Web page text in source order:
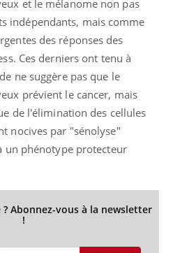
et le mélanome non pas
indépendants, mais comme
des réponses des
Ces derniers ont tenu à
ne suggère pas que le
prévient le cancer, mais
de l'élimination des cellules
nocives par "sénolyse"
un phénotype protecteur
Abonnez-vous à la newsletter
!